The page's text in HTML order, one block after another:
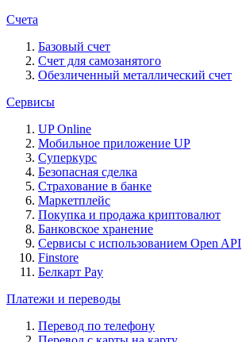
Счета
Базовый счет
Счет для самозанятого
Обезличенный металлический счет
Сервисы
UP Online
Мобильное приложение UP
Суперкурс
Безопасная сделка
Страхование в банке
Маркетплейс
Покупка и продажа криптовалют
Банковское хранение
Сервисы с использованием Open API
Finstore
Белкарт Pay
Платежи и переводы
Перевод по телефону